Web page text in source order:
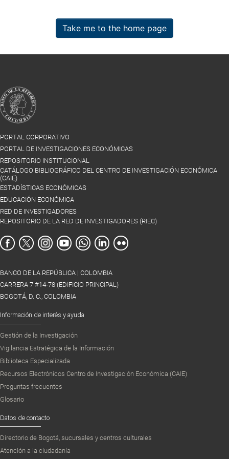
Take me to the home page
PORTAL CORPORATIVO
PORTAL DE INVESTIGACIONES ECONÓMICAS
REPOSITORIO INSTITUCIONAL
CATÁLOGO BIBLIOGRÁFICO DEL CENTRO DE INVESTIGACIÓN ECONÓMICA
(CAIE)
ESTADÍSTICAS ECONÓMICAS
EDUCACIÓN ECONÓMICA
RED DE INVESTIGADORES
REPOSITORIO DE LA RED DE INVESTIGADORES (RIEC)
BANCO DE LA REPÚBLICA | COLOMBIA
CARRERA 7 #14-78 (EDIFICIO PRINCIPAL)
BOGOTÁ, D. C., COLOMBIA
Información de interés y ayuda
Gestión de la Investigación
Vigilancia Estratégica de la Información
Biblioteca Especializada
Recursos Electrónicos Centro de Investigación Económica (CAIE)
Preguntas frecuentes
Glosario
Datos de contacto
Directorio de Bogotá, sucursales y centros culturales
Atención a la ciudadanía